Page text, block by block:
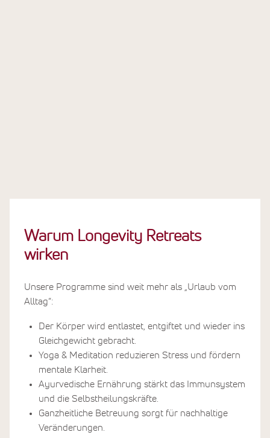
Warum Longevity Retreats
wirken
Unsere Programme sind weit mehr als „Urlaub vom
Alltag“:
Der Körper wird entlastet, entgiftet und wieder ins
Gleichgewicht gebracht.
Yoga & Meditation reduzieren Stress und fördern
mentale Klarheit.
Ayurvedische Ernährung stärkt das Immunsystem
und die Selbstheilungskräfte.
Ganzheitliche Betreuung sorgt für nachhaltige
Veränderungen.